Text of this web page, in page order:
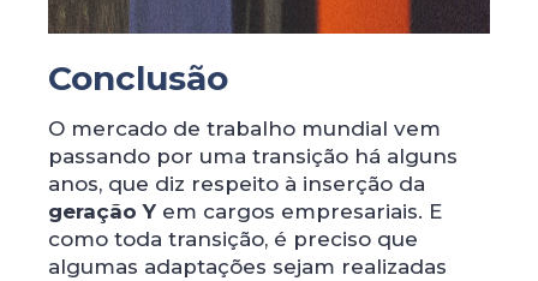
Conclusão
O mercado de trabalho mundial vem
passando por uma transição há alguns
anos, que diz respeito à inserção da
geração Y em cargos empresariais. E
como toda transição, é preciso que
algumas adaptações sejam realizadas